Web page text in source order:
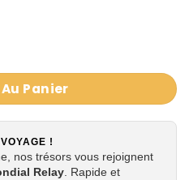
à la vitamine E et B5
Panier
!
nos trésors vous rejoignent
Relay. Rapide et